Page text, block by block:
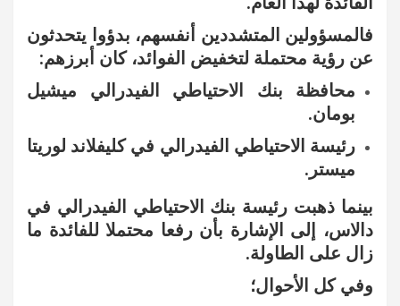
فالمسؤولين المتشددين أنفسهم، بدؤوا يتحدثون
عن رؤية محتملة لتخفيض الفوائد، كان أبرزهم:
محافظة بنك الاحتياطي الفيدرالي ميشيل
بومان.
رئيسة الاحتياطي الفيدرالي في كليفلاند لوريتا
ميستر.
بينما ذهبت رئيسة بنك الاحتياطي الفيدرالي في
دالاس، إلى الإشارة بأن رفعا محتملا للفائدة ما
زال على الطاولة.
وفي كل الأحوال؛